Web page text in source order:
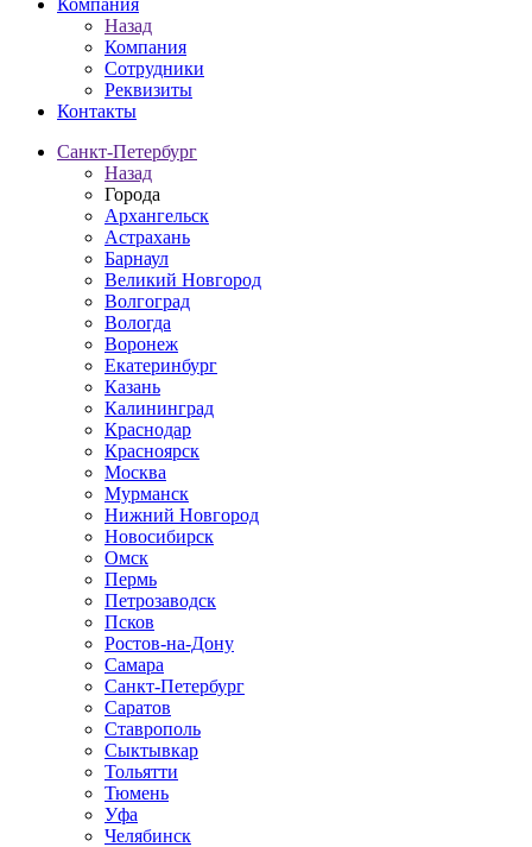
Компания
Назад
Компания
Сотрудники
Реквизиты
Контакты
Санкт-Петербург
Назад
Города
Архангельск
Астрахань
Барнаул
Великий Новгород
Волгоград
Вологда
Воронеж
Екатеринбург
Казань
Калининград
Краснодар
Красноярск
Москва
Мурманск
Нижний Новгород
Новосибирск
Омск
Пермь
Петрозаводск
Псков
Ростов-на-Дону
Самара
Санкт-Петербург
Саратов
Ставрополь
Сыктывкар
Тольятти
Тюмень
Уфа
Челябинск